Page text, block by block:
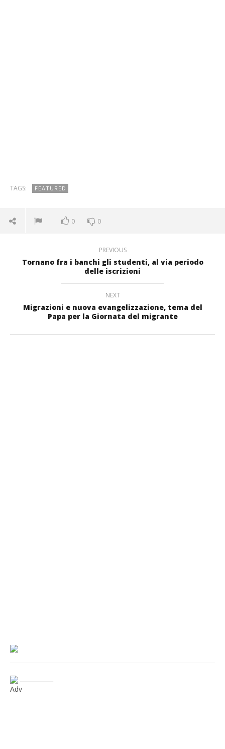
TAGS: FEATURED
0 0
PREVIOUS
Tornano fra i banchi gli studenti, al via periodo
delle iscrizioni
NEXT
Migrazioni e nuova evangelizzazione, tema del
Papa per la Giornata del migrante
Adv